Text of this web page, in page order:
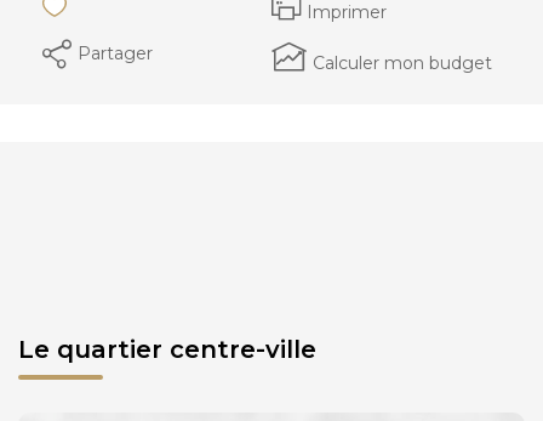
Imprimer
Partager
Calculer mon budget
Le quartier centre-ville